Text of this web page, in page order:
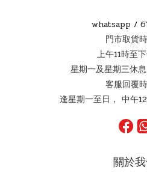
whatsapp /
門市取貨
上午11時至
星期一及星期三休息
客服回覆
逢星期一至日， 中午
關於